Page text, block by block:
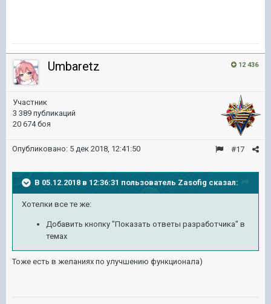
12 436
Umbaretz
Участник
3 389 публикаций
20 674 боя
#17
Опубликовано: 5 дек 2018, 12:41:50
В 05.12.2018 в 12:36:31 пользователь Zasofig сказал:
Хотелки все те же:
Добавить кнопку "Показать ответы разработчика" в
темах
Тоже есть в желаниях по улучшению функционала)